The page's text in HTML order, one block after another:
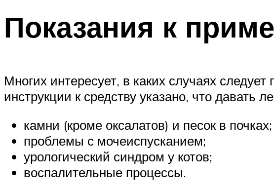
Показания к
Многих интересует, в каких случаях
инструкции к средству указано, что давать
камни (кроме оксалатов) и песок в почках;
проблемы с мочеиспусканием;
урологический синдром у котов;
воспалительные процессы.